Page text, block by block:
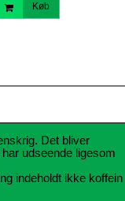
Køb
Det bliver
udseende ligesom
indeholdt ikke koffein